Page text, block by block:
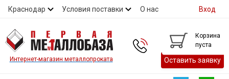
Краснодар Условия поставки О нас
Контакты
Контакты
Вход
Интернет-магазин металлопроката
Корзина
пуста
Оставить заявку